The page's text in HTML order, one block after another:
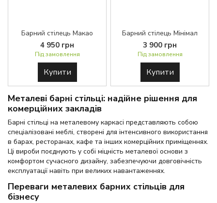
Барний стілець Макао
4 950 грн
Під замовлення
Купити
Барний стілець Мінімал
3 900 грн
Під замовлення
Купити
Металеві барні стільці: надійне рішення для
комерційних закладів
Барні стільці на металевому каркасі представляють собою
спеціалізовані меблі, створені для інтенсивного використання
в барах, ресторанах, кафе та інших комерційних приміщеннях.
Ці вироби поєднують у собі міцність металевої основи з
комфортом сучасного дизайну, забезпечуючи довговічність
експлуатації навіть при великих навантаженнях.
Переваги металевих барних стільців для
бізнесу